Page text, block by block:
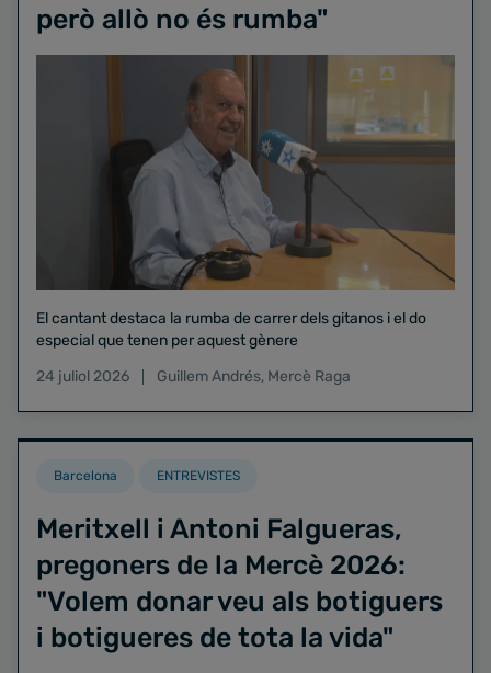
però allò no és rumba"
El cantant destaca la rumba de carrer dels gitanos i el do
especial que tenen per aquest gènere
24 juliol 2026
Guillem Andrés, Mercè Raga
Barcelona ENTREVISTES
Meritxell i Antoni Falgueras,
pregoners de la Mercè 2026:
"Volem donar veu als botiguers
i botigueres de tota la vida"